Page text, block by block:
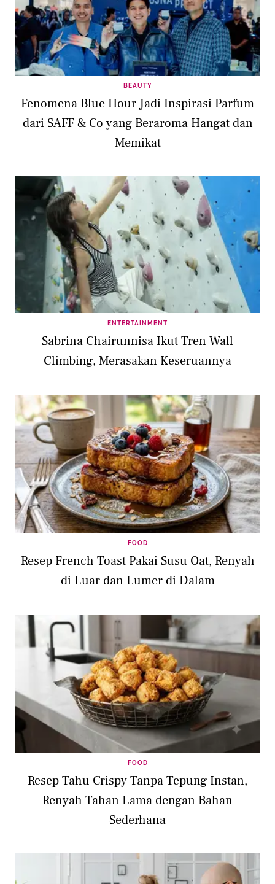
BEAUTY
Fenomena Blue Hour Jadi Inspirasi Parfum
dari SAFF & Co yang Beraroma Hangat dan
Memikat
ENTERTAINMENT
Sabrina Chairunnisa Ikut Tren Wall
Climbing, Merasakan Keseruannya
FOOD
Resep French Toast Pakai Susu Oat, Renyah
di Luar dan Lumer di Dalam
FOOD
Resep Tahu Crispy Tanpa Tepung Instan,
Renyah Tahan Lama dengan Bahan
Sederhana